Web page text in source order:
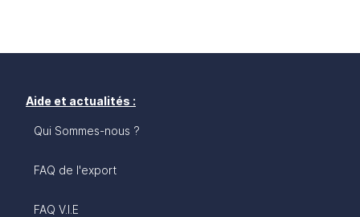
réglementaire et des exigences légales. Sans être
nouveau venu sur le marché émirien – propose un
réglementations en vigueur et des conseils
et aux perspectives plus que prometteuses.
Aide et actualités :
Qui Sommes-nous ?
FAQ de l'export
FAQ V.I.E